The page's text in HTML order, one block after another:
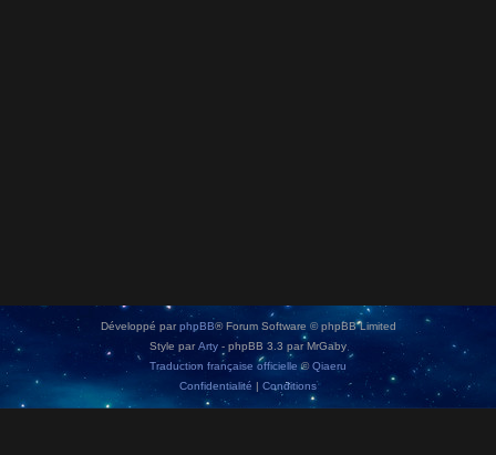
Développé par phpBB® Forum Software © phpBB Limited
Style parArty - phpBB 3.3 par MrGaby
Traduction française officielle ©Qiaeru
Confidentialité | Conditions